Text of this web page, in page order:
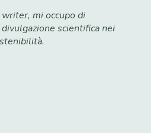
mi occupo di
scientifica nei